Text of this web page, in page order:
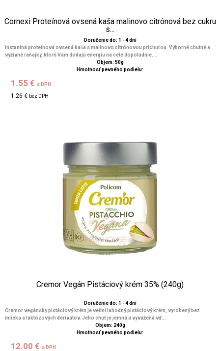
Cornexi Proteínová ovsená kaša malinovo citrónová bez cukru
s...
Doručenie do: 1 - 4 dní
Instantná proteínová ovsená kaša s malinovo citrónovou príchuťou. Výborné chutné a
výživné raňajky, ktoré Vám dodajú energiu na celé dopoludnie....
Objem: 50g
Hmotnosť pevného podielu:
1.55 € s DPH
1.26 € bez DPH
Cremor Vegán Pistáciový krém 35% (240g)
Doručenie do: 1 - 4 dní
Cremor vegánsky pistáciový krém je veľmi lahodný pistáciový krém, vyrobený bez
mlieka a laktózových derivátov. Jeho chuť je jemná a vyvážená vď...
Objem: 240g
Hmotnosť pevného podielu:
12.00 € s DPH